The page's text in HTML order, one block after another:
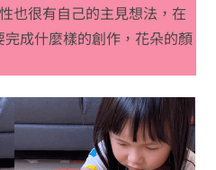
也很有自己的主見想法，在
成什麼樣的創作，花朵的顏